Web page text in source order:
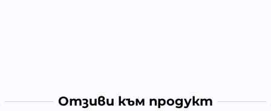
Отзиви към продукт